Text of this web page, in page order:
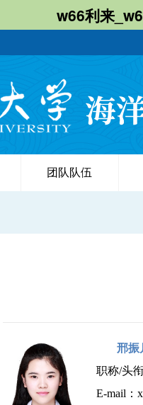
w66利来
团队队伍
邢振
职称/头
E-mail ：